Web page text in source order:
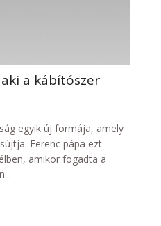
a kábítószer
egyik új formája, amely
Ferenc pápa ezt
amikor fogadta a